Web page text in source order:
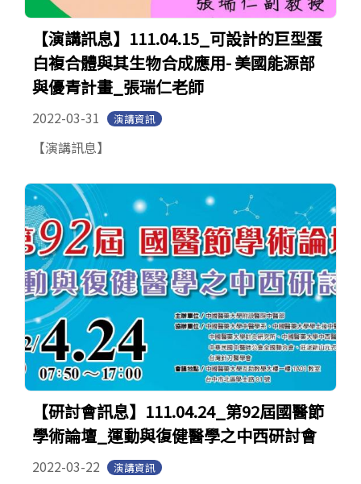
【演講訊息】111.04.15_可設計的巨型蛋
白複合體與其生物合成應用- 美國能源部
與優青計畫_張瑞仁老師
2022-03-31 演講資訊
【演講訊息】
【研討會訊息】111.04.24_第92屆國醫節
學術論壇_運動與復健醫學之中西研討會
2022-03-22 演講資訊